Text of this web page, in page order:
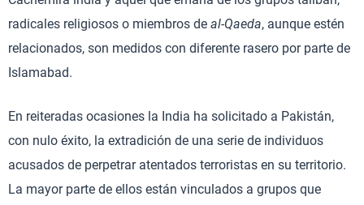
radicales religiosos o miembros de al-Qaeda, aunque estén
relacionados, son medidos con diferente rasero por parte de
Islamabad.
En reiteradas ocasiones la India ha solicitado a Pakistán,
con nulo éxito, la extradición de una serie de individuos
acusados de perpetrar atentados terroristas en su territorio.
La mayor parte de ellos están vinculados a grupos que